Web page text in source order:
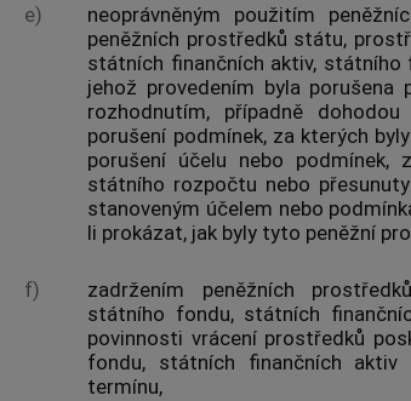
e) neoprávněným použitím
peněžních prostředků státu,
státních finančních aktiv, státního
jehož provedením byla porušena
rozhodnutím, případně
porušení podmínek, za kterých
porušení účelu nebo podmínek,
státního rozpočtu nebo
stanoveným účelem nebo
li prokázat, jak byly tyto peněžní
f)
zadržením peněžních
státního fondu, státních
povinnosti vrácení prostředků
fondu, státních finančních aktiv
termínu,